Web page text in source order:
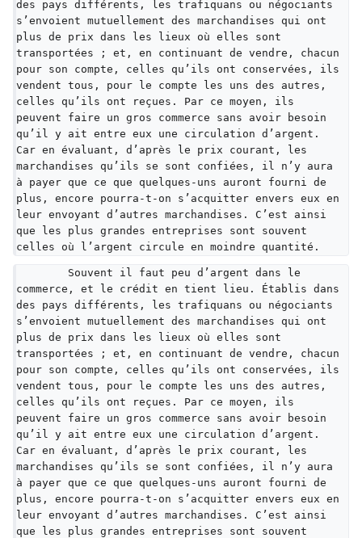
des pays différents, les trafiquans ou négociants
s’envoient mutuellement des marchandises qui ont
plus de prix dans les lieux où elles sont
transportées ; et, en continuant de vendre, chacun
pour son compte, celles qu’ils ont conservées, ils
vendent tous, pour le compte les uns des autres,
celles qu’ils ont reçues. Par ce moyen, ils
peuvent faire un gros commerce sans avoir besoin
qu’il y ait entre eux une circulation d’argent.
Car en évaluant, d’après le prix courant, les
marchandises qu’ils se sont confiées, il n’y aura
à payer que ce que quelques-uns auront fourni de
plus, encore pourra-t-on s’acquitter envers eux en
leur envoyant d’autres marchandises. C’est ainsi
que les plus grandes entreprises sont souvent
celles où l’argent circule en moindre quantité.
commerce, et le crédit en tient lieu. Établis dans
des pays différents, les trafiquans ou négociants
s’envoient mutuellement des marchandises qui ont
plus de prix dans les lieux où elles sont
transportées ; et, en continuant de vendre, chacun
pour son compte, celles qu’ils ont conservées, ils
vendent tous, pour le compte les uns des autres,
celles qu’ils ont reçues. Par ce moyen, ils
peuvent faire un gros commerce sans avoir besoin
qu’il y ait entre eux une circulation d’argent.
Car en évaluant, d’après le prix courant, les
marchandises qu’ils se sont confiées, il n’y aura
à payer que ce que quelques-uns auront fourni de
plus, encore pourra-t-on s’acquitter envers eux en
leur envoyant d’autres marchandises. C’est ainsi
que les plus grandes entreprises sont souvent